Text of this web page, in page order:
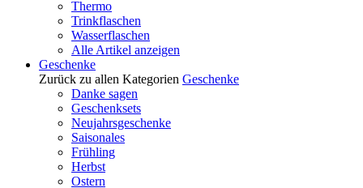
Thermo
Trinkflaschen
Wasserflaschen
Alle Artikel anzeigen
Geschenke
Zurück zu allen Kategorien Geschenke
Danke sagen
Geschenksets
Neujahrsgeschenke
Saisonales
Frühling
Herbst
Ostern